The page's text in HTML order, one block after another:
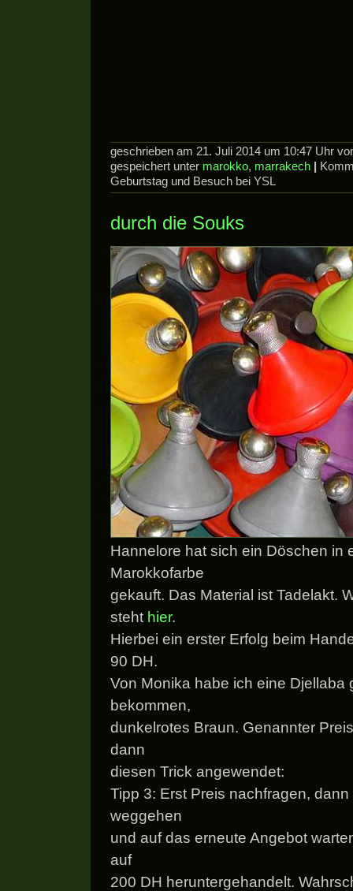
geschrieben am 21. Juli 2014 um 10:47 Uhr
gespeichert unter marokko, marrakech
Geburtstag und Besuch bei YSL
durch die Souks
Hannelore hat sich ein Döschen in
Marokkofarbe
gekauft. Das Material ist Tadelakt.
steht hier.
Hierbei ein erster Erfolg beim
90 DH.
Von Monika habe ich eine Djellaba
bekommen,
dunkelrotes Braun. Genannter
dann
diesen Trick angewendet:
Tipp 3: Erst Preis nachfragen,
weggehen
und auf das erneute Angebot
auf
200 DH heruntergehandelt.